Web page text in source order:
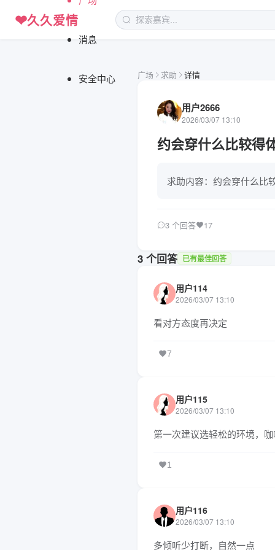
❤久久爱情
消息
安全中心 广场 求助 详情
用户2666
2026/03/07 13:10
约会穿什么比较得
求助内容：约会穿什么比
3 个回答 17
3 个回答 已有最佳回答
用户114
2026/03/07 13:10
看对方态度再决定
7
用户115
2026/03/07 13:10
第一次建议选轻松的环境，
1
用户116
2026/03/07 13:10
多倾听少打断，自然一点